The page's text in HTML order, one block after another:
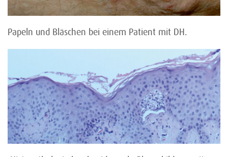
Papeln und Bläschen bei einem Patient mit DH.